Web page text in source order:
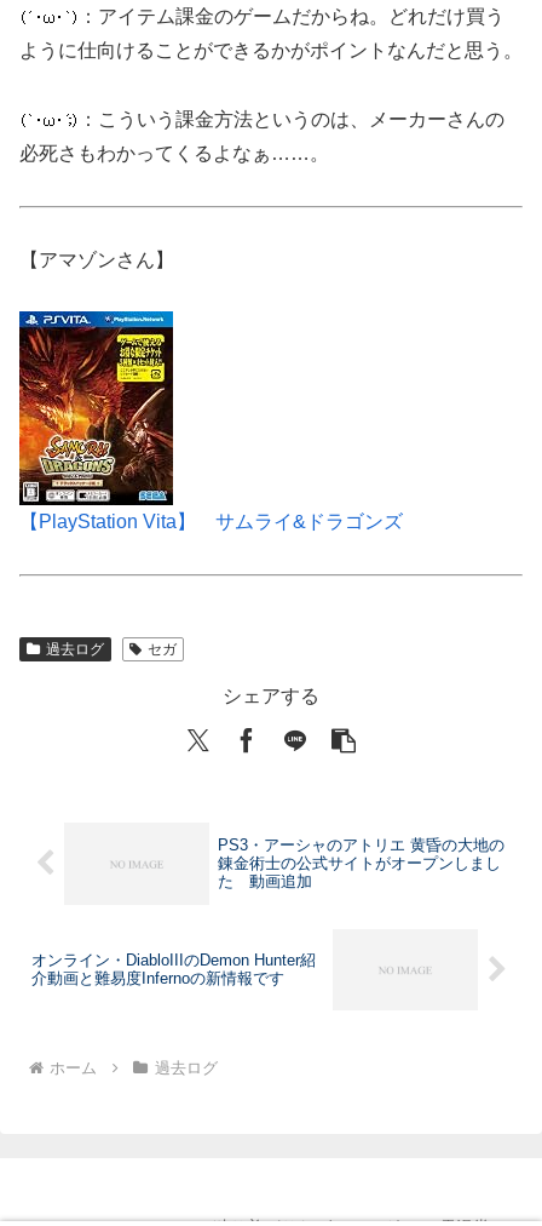
：アイテム課金のゲームだからね。どれだけ買う
ように仕向けることができるかがポイントなんだと思う。
：こういう課金方法というのは、メーカーさんの
必死さもわかってくるよなぁ……。
【アマゾンさん】
【PlayStation Vita】 サムライ&ドラゴンズ
過去ログ セガ
シェアする
PS3・アーシャのアトリエ 黄昏の大地の
錬金術士の公式サイトがオープンしまし
た 動画追加
オンライン・DiabloIIIのDemon Hunter紹
介動画と難易度Infernoの新情報です
ホーム 過去ログ